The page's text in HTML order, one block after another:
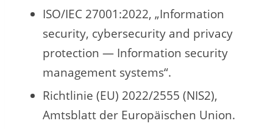
ISO/IEC 27001:2022, „Information
security, cybersecurity and privacy
protection — Information security
management systems“.
Richtlinie (EU) 2022/2555 (NIS2),
Amtsblatt der Europäischen Union.